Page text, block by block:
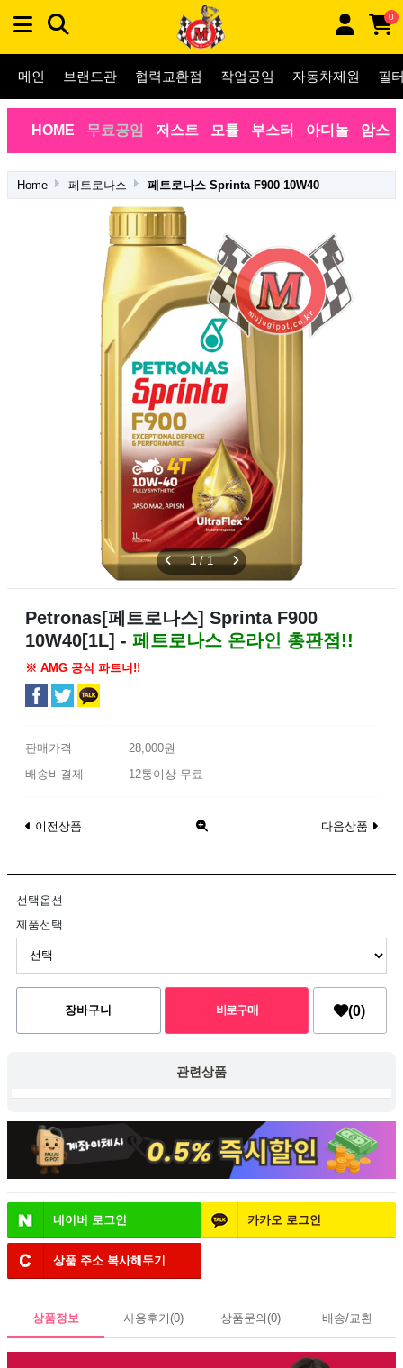
0
메인 브랜드관 협력교환점 작업공임 자동차제원 필
HOME 무료공임 저스트 모튤 부스터 아디놀 암스
Home 페트로나스 페트로나스 Sprinta F900 10W40
1/1
Petronas[페트로나스] Sprinta F900
10W40[1L] - 페트로나스 온라인 총판점!!
※ AMG 공식 파트너!!
판매가격
28,000원
배송비결제
12통이상 무료
이전상품 다음상품
선택옵션
제품선택
(0)
관련상품
네이버 로그인 카카오 로그인
상품 주소 복사해두기
상품정보 사용후기(0) 상품문의(0) 배송/교환